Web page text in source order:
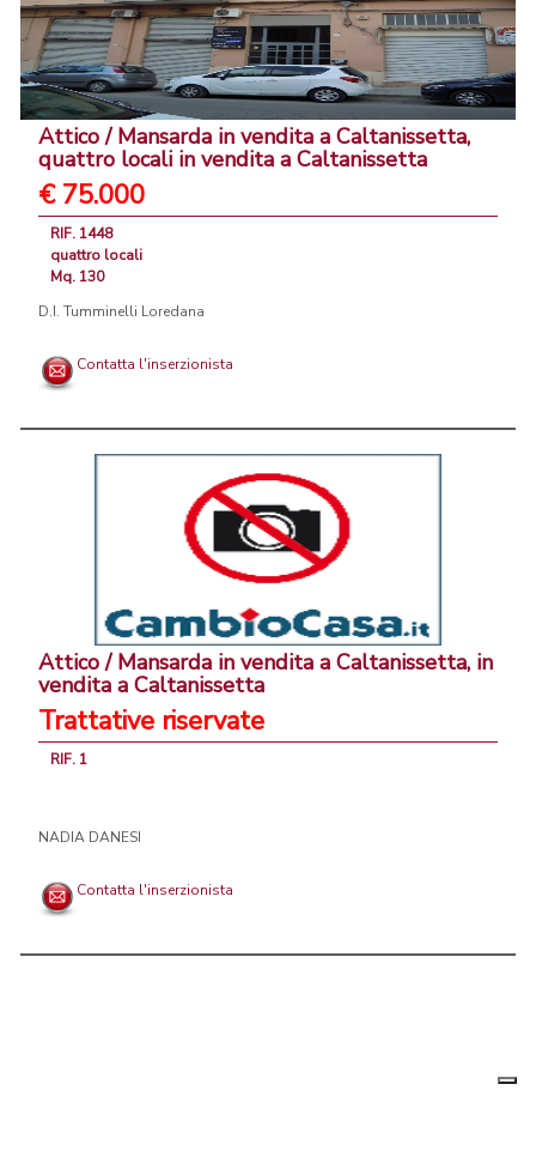
Attico / Mansarda in vendita a Caltanissetta,
quattro locali in vendita a Caltanissetta
€ 75.000
RIF. 1448
quattro locali
Mq. 130
D.I. Tumminelli Loredana
Contatta l'inserzionista
Attico / Mansarda in vendita a Caltanissetta, in
vendita a Caltanissetta
Trattative riservate
RIF. 1
NADIA DANESI
Contatta l'inserzionista